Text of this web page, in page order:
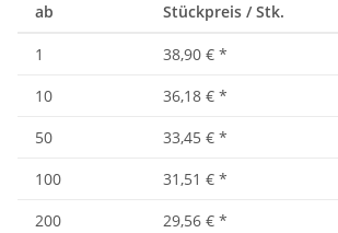
ab Stückpreis / Stk.
1 38,90 € *
10
36,18 € *
50
33,45 € *
100
31,51 € *
200
29,56 € *